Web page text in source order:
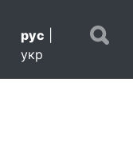
рус
укр